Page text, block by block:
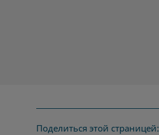
Поделиться этой страницей: